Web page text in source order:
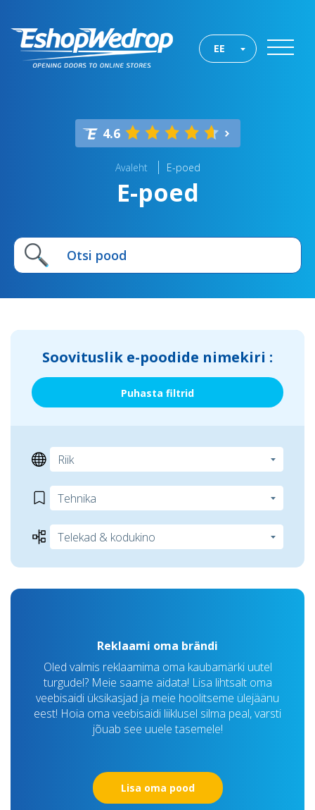
EE
4.6
Avaleht E-poed
E-poed
Soovituslik e-poodide nimekiri :
Puhasta filtrid
Reklaami oma brändi
Oled valmis reklaamima oma kaubamärki uutel
turgudel? Meie saame aidata! Lisa lihtsalt oma
veebisaidi üksikasjad ja meie hoolitseme ülejäänu
eest! Hoia oma veebisaidi liiklusel silma peal, varsti
jõuab see uuele tasemele!
Lisa oma pood